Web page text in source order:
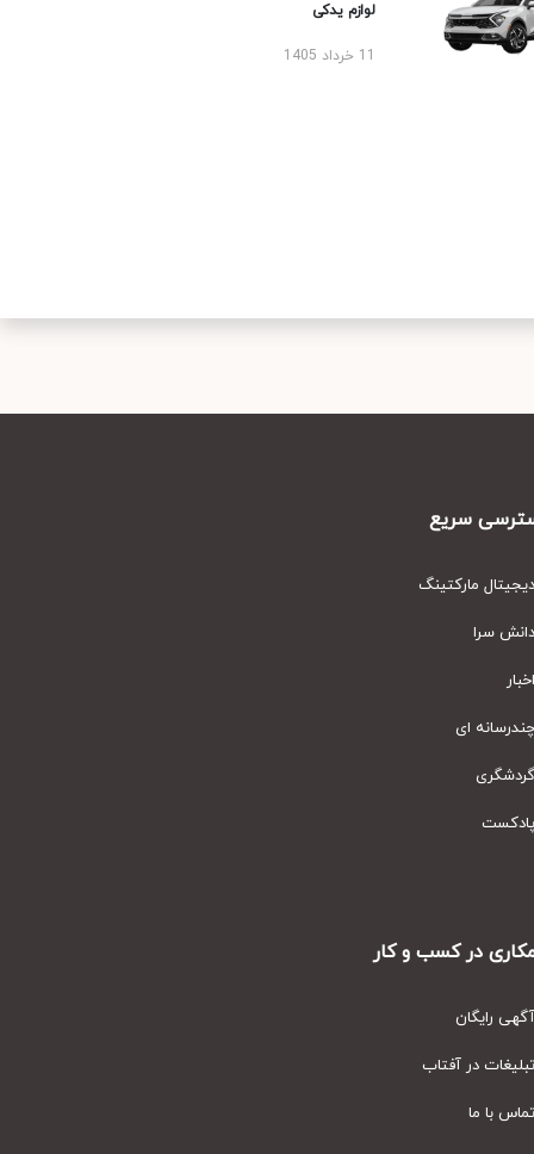
لوازم یدکی
سریع
مارکتینگ
سرا
ای
در کسب و کار
رایگان
در آفتاب
با ما